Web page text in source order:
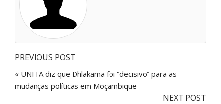
PREVIOUS POST
« UNITA diz que Dhlakama foi “decisivo” para as
mudanças políticas em Moçambique
NEXT POST